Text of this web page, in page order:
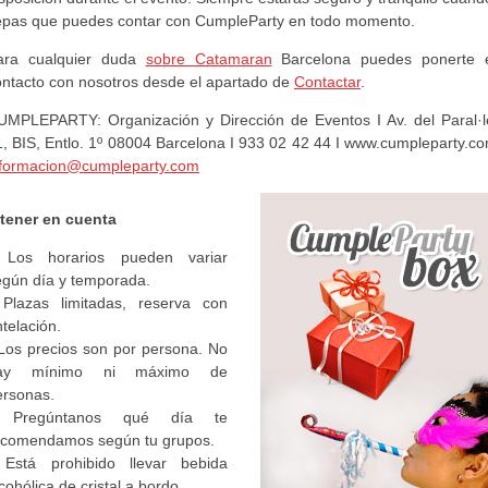
que puedes contar con CumpleParty en todo momento.
cualquier duda sobre Catamaran Barcelona puedes ponerte
con nosotros desde el apartado de Contactar.
Organización y Dirección de Eventos I Av. del
BIS, Entlo. 1º 08004 Barcelona I 933 02 42 44 I
en cuenta
horarios pueden variar
día y temporada.
limitadas, reserva con
precios son por persona. No
mínimo ni máximo de
Pregúntanos qué día te
según tu grupos.
prohibido llevar bebida